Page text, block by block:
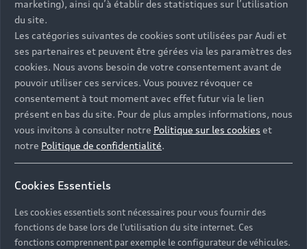
marketing), ainsi qu’à établir des statistiques sur l’utilisation
du site.
Les catégories suivantes de cookies sont utilisées par Audi et
ses partenaires et peuvent être gérées via les paramètres des
cookies. Nous avons besoin de votre consentement avant de
pouvoir utiliser ces services. Vous pouvez révoquer ce
consentement à tout moment avec effet futur via le lien
présent en bas du site. Pour de plus amples informations, nous
vous invitons à consulter notre Politique sur les cookies et
notre Politique de confidentialité.
Cookies Essentiels
Les cookies essentiels sont nécessaires pour vous fournir des
fonctions de base lors de l'utilisation du site internet. Ces
fonctions comprennent par exemple le configurateur de véhicules.